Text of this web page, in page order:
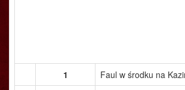
1 Faul w środku na